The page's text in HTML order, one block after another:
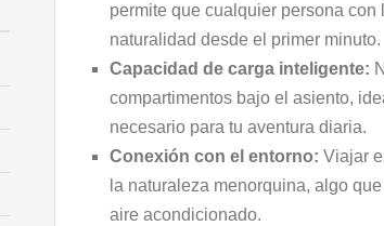
permite que cualquier persona
naturalidad desde el primer minuto.
Capacidad de carga inteligente:
compartimentos bajo el asiento,
necesario para tu aventura diaria.
Conexión con el entorno: Viajar
la naturaleza menorquina, algo
aire acondicionado.